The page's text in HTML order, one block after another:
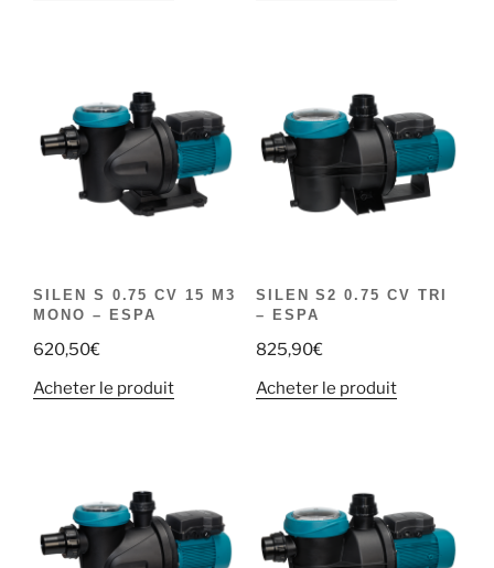
SILEN S 0.75 CV 15 M3
MONO – ESPA
620,50€
Acheter le produit
SILEN S2 0.75 CV TRI
– ESPA
825,90€
Acheter le produit